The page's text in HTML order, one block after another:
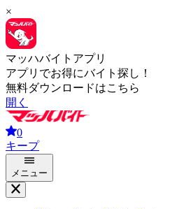
×
マッハバイトアプリ
アプリでお得にバイト探し！
無料ダウンロードはこちら
開く
0
キープ
メニュー